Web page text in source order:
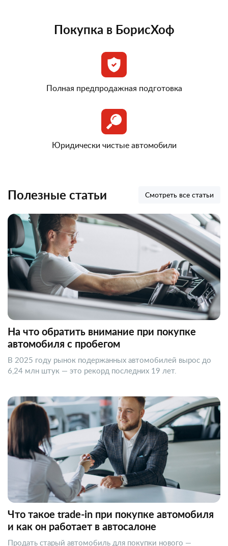
Покупка в БорисХоф
Полная предпродажная подготовка
Юридически чистые автомобили
Полезные статьи Смотреть все статьи
На что обратить внимание при покупке
автомобиля с пробегом
В 2025 году рынок подержанных автомобилей вырос до
6,24 млн штук — это рекорд последних 19 лет.
Что такое trade-in при покупке автомобиля
и как он работает в автосалоне
Продать старый автомобиль для покупки нового —